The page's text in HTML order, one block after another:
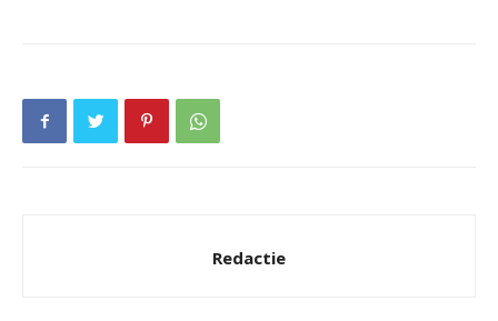
Redactie